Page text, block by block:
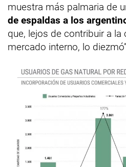
muestra más palmaria de
de espaldas a los
que, lejos de contribuir a
mercado interno, lo